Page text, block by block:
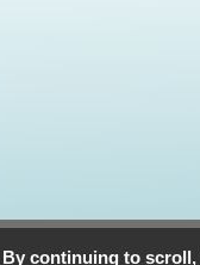
Données personnelles
By continuing to scroll,